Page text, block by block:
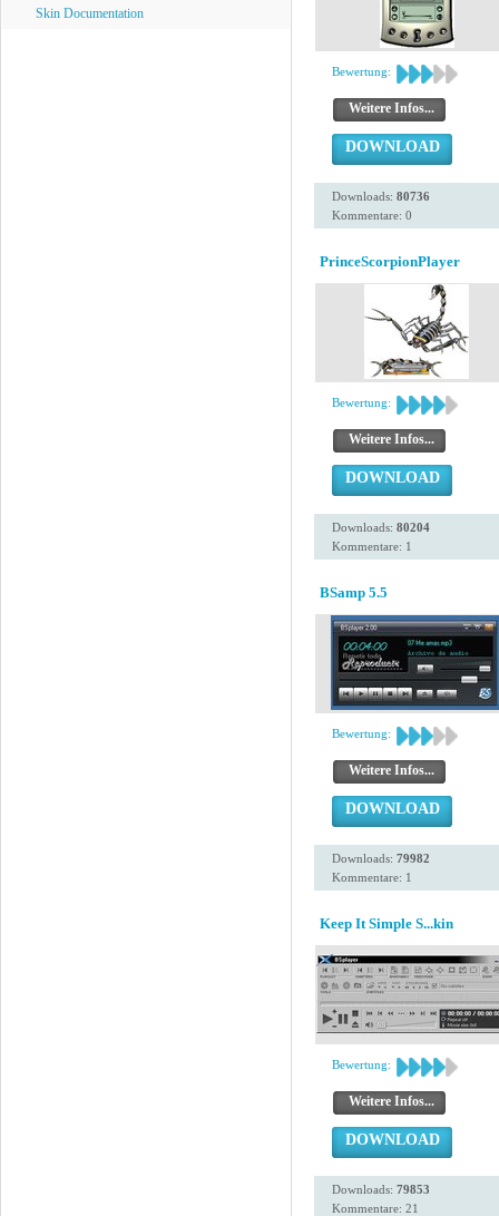
Skin Documentation
Bewertung:
Weitere Infos...
DOWNLOAD
Downloads: 80736
Kommentare: 0
PrinceScorpionPlayer
Bewertung:
Weitere Infos...
DOWNLOAD
Downloads: 80204
Kommentare: 1
BSamp 5.5
Bewertung:
Weitere Infos...
DOWNLOAD
Downloads: 79982
Kommentare: 1
Keep It Simple S...kin
Bewertung:
Weitere Infos...
DOWNLOAD
Downloads: 79853
Kommentare: 21